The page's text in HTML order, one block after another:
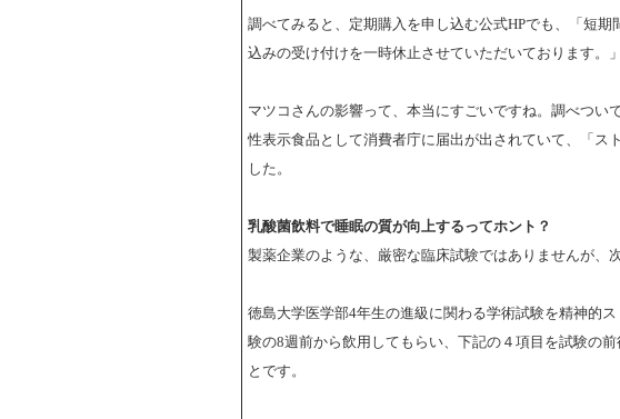
調べてみると、定期購入を申し込む公式HPでも、「短
込みの受け付けを一時休止させていただいております。
マツコさんの影響って、本当にすごいですね。調べつい
性表示食品として消費者庁に届出が出されていて、「ス
した。
乳酸菌飲料で睡眠の質が向上するってホント？
製薬企業のような、厳密な臨床試験ではありませんが、
徳島大学医学部4年生の進級に関わる学術試験を精神的
験の8週前から飲用してもらい、下記の４項目を試験の
とです。